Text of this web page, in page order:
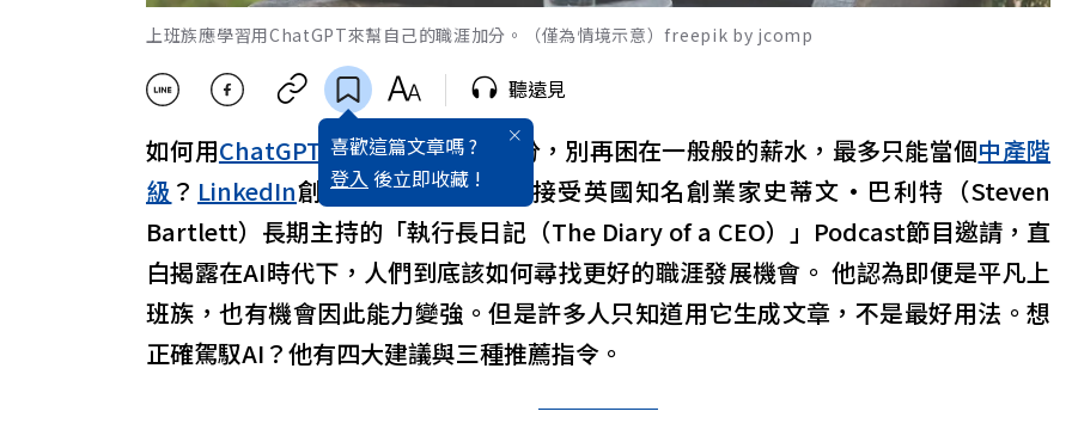
上班族應學習用ChatGPT來幫自己的職涯加分。（僅為情境示意）freepik by jcomp
喜歡這篇文章嗎 ?
登入 後立即收藏 !
聽遠見
如何用ChatGPT 來幫自己的職涯加分，別再困在一般般的薪水，最多只能當個中產階
級 ？ LinkedIn創辦人霍夫曼，12月接受英國知名創業家史蒂文·巴利特（Steven
Bartlett）長期主持的「執行長日記（The Diary of a CEO）」Podcast節目邀請，直
白揭露在AI時代下，人們到底該如何尋找更好的職涯發展機會。 他認為即便是平凡上
班族，也有機會因此能力變強。但是許多人只知道用它生成文章，不是最好用法。想
正確駕馭AI？他有四大建議與三種推薦指令。